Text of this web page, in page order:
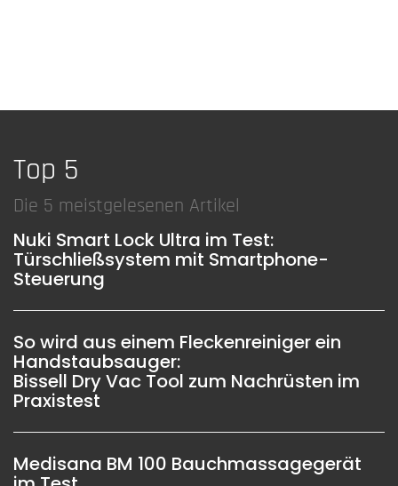
Top 5
Die 5 meistgelesenen Artikel
Nuki Smart Lock Ultra im Test:
Türschließsystem mit Smartphone-
Steuerung
So wird aus einem Fleckenreiniger ein
Handstaubsauger:
Bissell Dry Vac Tool zum Nachrüsten im
Praxistest
Medisana BM 100 Bauchmassagegerät